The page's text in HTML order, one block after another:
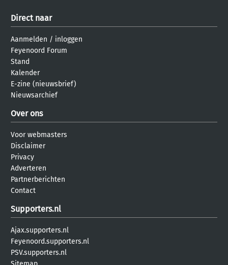
Direct naar
Aanmelden / inloggen
Feyenoord Forum
Stand
Kalender
E-zine (nieuwsbrief)
Nieuwsarchief
Over ons
Voor webmasters
Disclaimer
Privacy
Adverteren
Partnerberichten
Contact
Supporters.nl
Ajax.supporters.nl
Feyenoord.supporters.nl
PSV.supporters.nl